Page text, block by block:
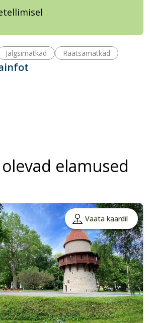
Jalgsimatkad Räätsamatkad
elamused
Vaata kaardil